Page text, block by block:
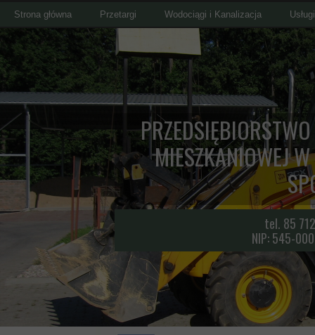
Strona główna Przetargi Wodociągi i Kanalizacja
WYNIKI BADAŃ JAKOŚCI WODY
CENNIK USŁUG
tel. 85
NIP: 545-
MIESZKANIOWEJ